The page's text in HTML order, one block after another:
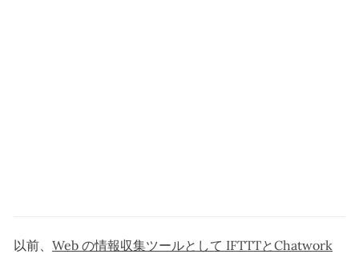
以前、 Web の情報収集ツールとして IFTTTとChatwork